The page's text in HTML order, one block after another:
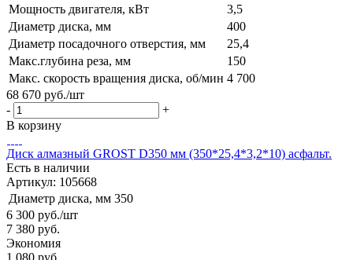
Мощность двигателя, кВт
3,5
Диаметр диска, мм
400
Диаметр посадочного отверстия, мм
25,4
Макс.глубина реза, мм
150
Макс. скорость вращения диска, об/мин 4 700
68 670 руб./шт
-
+
В корзину
Диск алмазный GROST D350 мм (350*25,4*3,2*10) асфальт.
Есть в наличии
Артикул: 105668
Диаметр диска, мм 350
6 300 руб./шт
7 380 руб.
Экономия
1 080 руб.